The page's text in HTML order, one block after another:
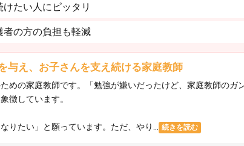
たい人にピッタリ
の方の負担も軽減
与え、お子さんを支え続ける家庭教師
めの家庭教師です。「勉強が嫌いだったけど、家庭教師の
徴しています。
りたい」と願っています。ただ、やり... 続きを読む